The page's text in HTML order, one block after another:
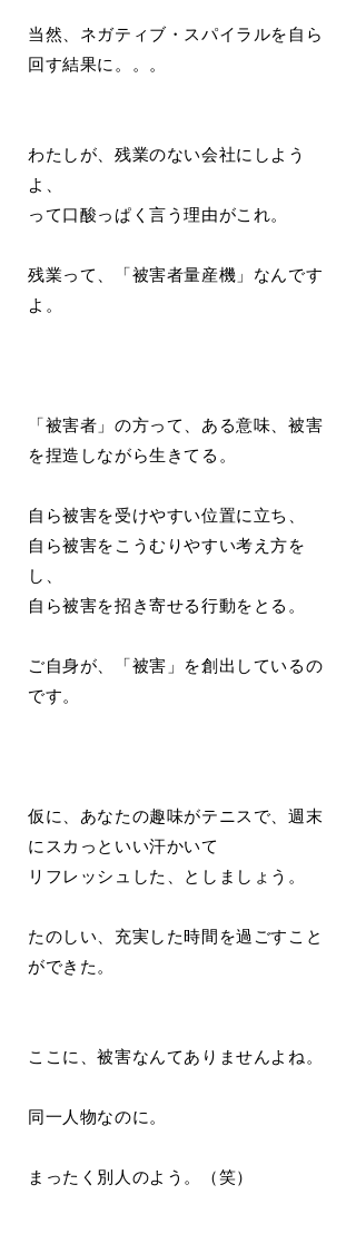
当然、ネガティブ・スパイラルを自ら
回す結果に。。。
わたしが、残業のない会社にしよう
よ、
って口酸っぱく言う理由がこれ。
残業って、「被害者量産機」なんです
よ。
「被害者」の方って、ある意味、被害
を捏造しながら生きてる。
自ら被害を受けやすい位置に立ち、
自ら被害をこうむりやすい考え方を
し、
自ら被害を招き寄せる行動をとる。
ご自身が、「被害」を創出しているの
です。
仮に、あなたの趣味がテニスで、週末
にスカっといい汗かいて
リフレッシュした、としましょう。
たのしい、充実した時間を過ごすこと
ができた。
ここに、被害なんてありませんよね。
同一人物なのに。
まったく別人のよう。（笑）